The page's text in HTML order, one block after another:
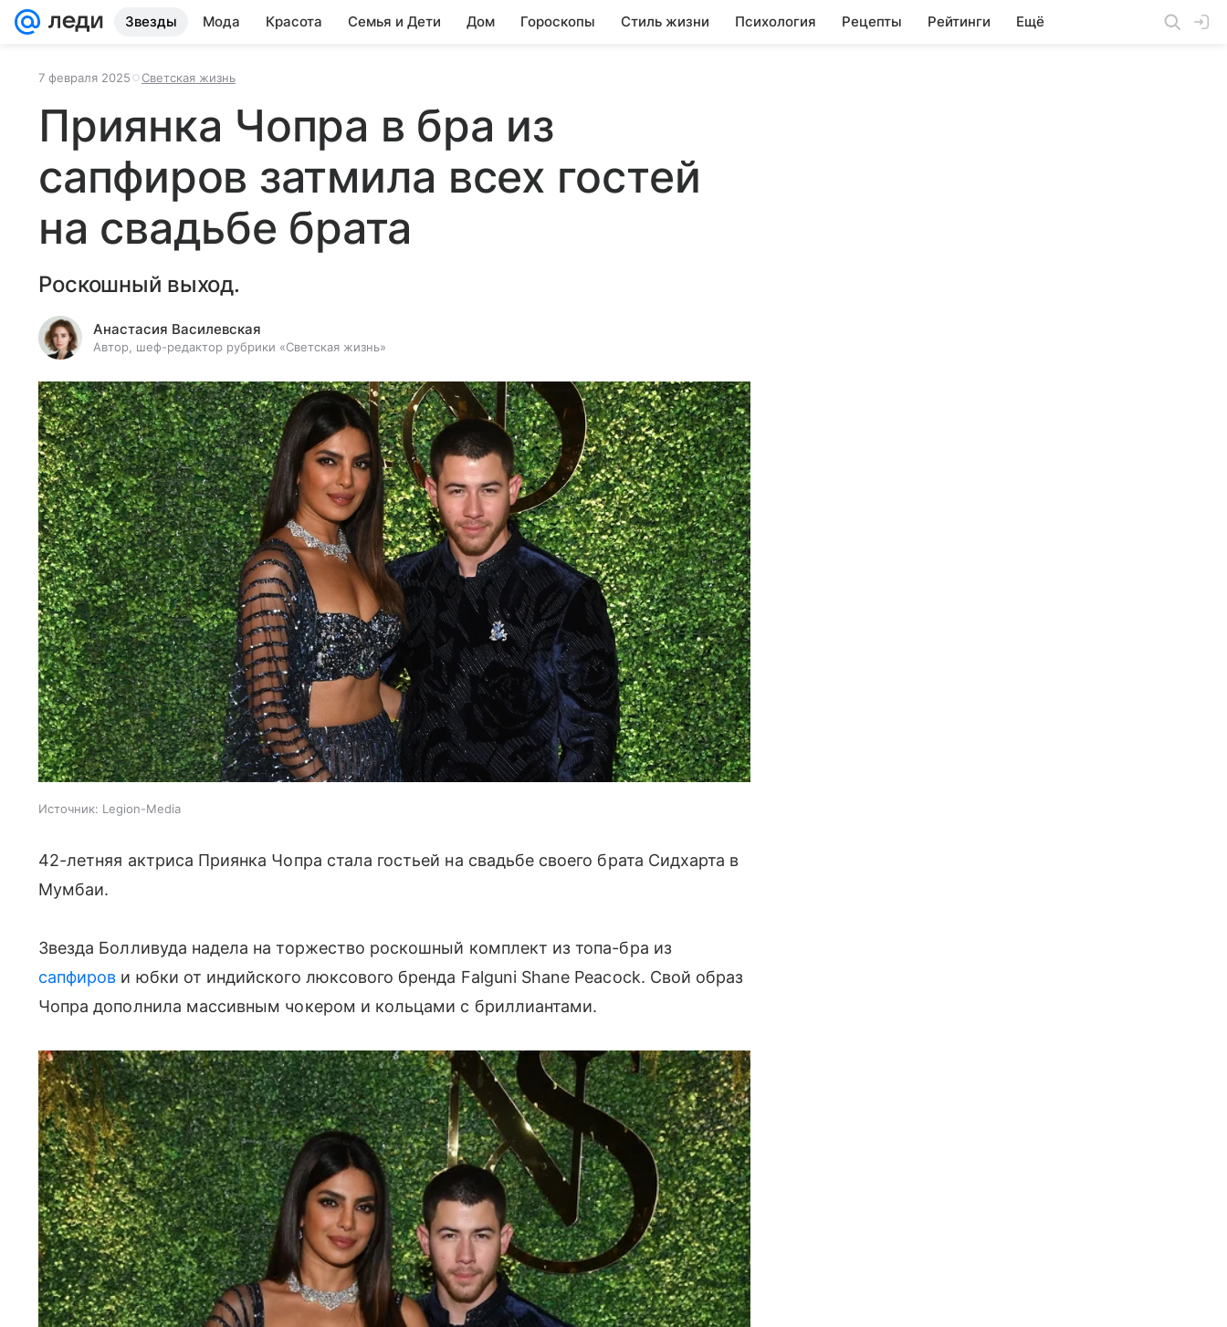
Звезды Мода Красота Семья и Дети Дом Гороскопы Стиль жизни Психология Рецепты Рейтинги Ещё
7 февраля 2025 Светская жизнь
Приянка Чопра в бра из
сапфиров затмила всех гостей
на свадьбе брата
Роскошный выход.
Анастасия Василевская
Автор, шеф-редактор рубрики «Светская жизнь»
Источник: Legion-Media
42-летняя актриса Приянка Чопра стала гостьей на свадьбе своего брата Сидхарта в
Мумбаи.
Звезда Болливуда надела на торжество роскошный комплект из топа-бра из
сапфиров и юбки от индийского люксового бренда Falguni Shane Peacock. Свой образ
Чопра дополнила массивным чокером и кольцами с бриллиантами.